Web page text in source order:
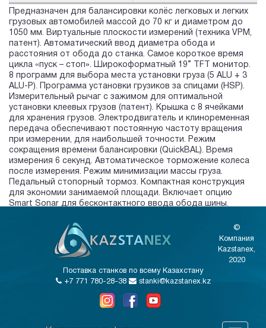
Предназначен для балансировки колёс легковых и легких
грузовых автомобилей массой до 70 кг и диаметром до
1050 мм. Виртуальные плоскости измерений (техника VPM,
патент). Автоматический ввод диаметра обода и
расстояния от обода до станка. Самое короткое время
цикла «пуск – стоп». Широкоформатный 19” TFT монитор.
8 программ для выбора места установки груза (5 ALU + 3
ALU-P). Программа установки грузиков за спицами (HSP).
Измерительный рычаг с зажимом для оптимальной
установки клеевых грузов (патент). Крышка с 8 ячейками
для хранения грузов. Электродвигатель и клиноременная
передача обеспечивают постоянную частоту вращения
при измерении, для наибольшей точности. Режим
сокращения времени балансировки (QuickBAL). Время
измерения 6 секунд. Автоматическое торможение колеса
после измерения. Режим минимизации массы груза.
Педальный стопорный тормоз. Компактная конструкция
для экономии занимаемой площади. Включает опцию
Smart Sonar для бесконтактного ввода обода шины.
©
Компания
Kazstanex,
2020
Поставка станков по всему Казахстану
+7 771 780-28-38
stanki@kazstanex.kz